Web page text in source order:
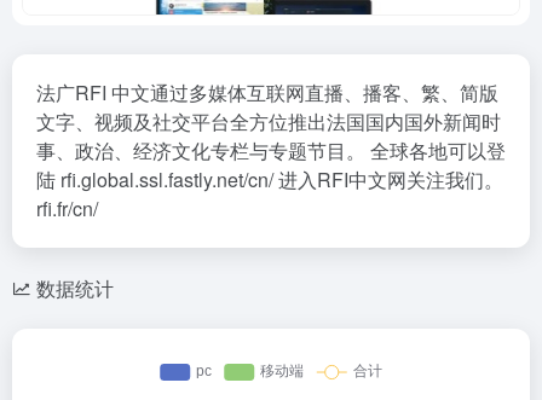
法广RFI 中文通过多媒体互联网直播、播客、繁、简版
文字、视频及社交平台全方位推出法国国内国外新闻时
事、政治、经济文化专栏与专题节目。 全球各地可以登
陆 rfi.global.ssl.fastly.net/cn/ 进入RFI中文网关注我们。
rfi.fr/cn/
数据统计